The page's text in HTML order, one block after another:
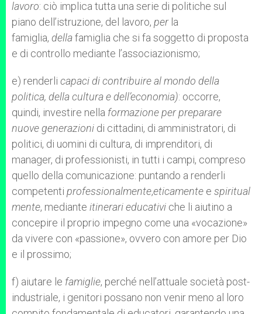
lavoro: ciò implica tutta una serie di politiche sul
piano dell’istruzione, del lavoro, perla
famiglia, dellafamiglia che si fa soggetto di proposta
e di controllo mediante l’associazionismo;
e) renderli capaci di contribuire al mondo della
politica, della cultura e dell’economia): occorre,
quindi, investire nella formazione per preparare
nuovegenerazioni di cittadini, di amministratori, di
politici, di uomini di cultura, di imprenditori, di
manager, di professionisti, in tutti i campi, compreso
quello della comunicazione: puntando a renderli
competenti professionalmente,eticamente e spiritual
mente, mediante itinerari educativi che li aiutino a
concepire il proprio impegno come una «vocazione»
da vivere con «passione», ovvero con amore per Dio
e il prossimo;
f) aiutare le famiglie, perché nell’attuale società post-
industriale, i genitori possano non venir meno al loro